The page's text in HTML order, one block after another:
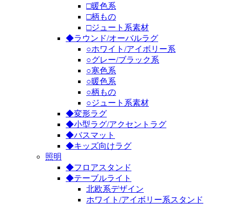
□暖色系
□柄もの
□ジュート系素材
◆ラウンド/オーバルラグ
○ホワイト/アイボリー系
○グレー/ブラック系
○寒色系
○暖色系
○柄もの
○ジュート系素材
◆変形ラグ
◆小型ラグ/アクセントラグ
◆バスマット
◆キッズ向けラグ
照明
◆フロアスタンド
◆テーブルライト
北欧系デザイン
ホワイト/アイボリー系スタンド